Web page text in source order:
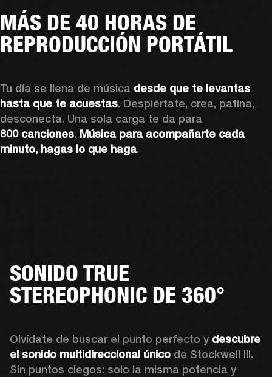
MÁS DE 40 HORAS DE
REPRODUCCIÓN PORTÁTIL
Tu día se llena de música desde que te levantas
hasta que te acuestas. Despiértate, crea, patina,
800 canciones. Música para acompañarte cada
minuto, hagas lo que haga.
SONIDO TRUE
STEREOPHONIC DE 360°
Olvídate de buscar el punto perfecto y descubre
el sonido multidireccional único de Stockwell III.
Sin puntos ciegos: solo la misma potencia y